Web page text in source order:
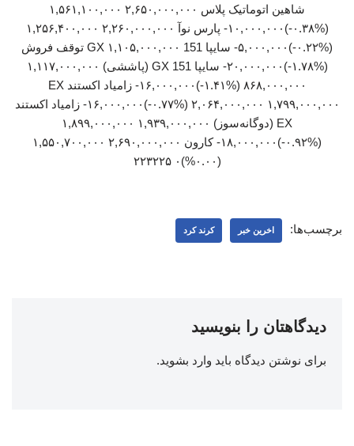
شاهین اتوماتیک پلاس ۲,۶۵۰,۰۰۰,۰۰۰ ۱,۵۶۱,۱۰۰,۰۰۰
(‎-۰.۳۸%‏)‎-۱۰,۰۰۰,۰۰۰‏ پارس نوآ ۲,۲۶۰,۰۰۰,۰۰۰ ۱,۲۵۶,۴۰۰,۰۰۰
(‎-۰.۲۲%‏)‎-۵,۰۰۰,۰۰۰‏ سایپا 151 GX ۱,۱۰۵,۰۰۰,۰۰۰ توقف فروش
(‎-۱.۷۸%‏)‎-۲۰,۰۰۰,۰۰۰‏ سایپا 151 GX (پاششی) ۱,۱۱۷,۰۰۰,۰۰۰
۸۶۸,۰۰۰,۰۰۰ (‎-۱.۴۱%‏)‎-۱۶,۰۰۰,۰۰۰‏ زامیاد اکستند EX
۲,۰۶۴,۰۰۰,۰۰۰ ۱,۷۹۹,۰۰۰,۰۰۰ (‎-۰.۷۷%‏)‎-۱۶,۰۰۰,۰۰۰‏ زامیاد اکستند
EX (دوگانه‌سوز) ۱,۹۳۹,۰۰۰,۰۰۰ ۱,۸۹۹,۰۰۰,۰۰۰
(‎-۰.۹۲%‏)‎-۱۸,۰۰۰,۰۰۰‏ کارون ۲,۶۹۰,۰۰۰,۰۰۰ ۱,۵۵۰,۷۰۰,۰۰۰
(۰.۰۰%)۰ ۲۲۳۲۲۵
برچسب‌ها: اخرین خبر کرند کرد
دیدگاهتان را بنویسید
برای نوشتن دیدگاه باید وارد بشوید.